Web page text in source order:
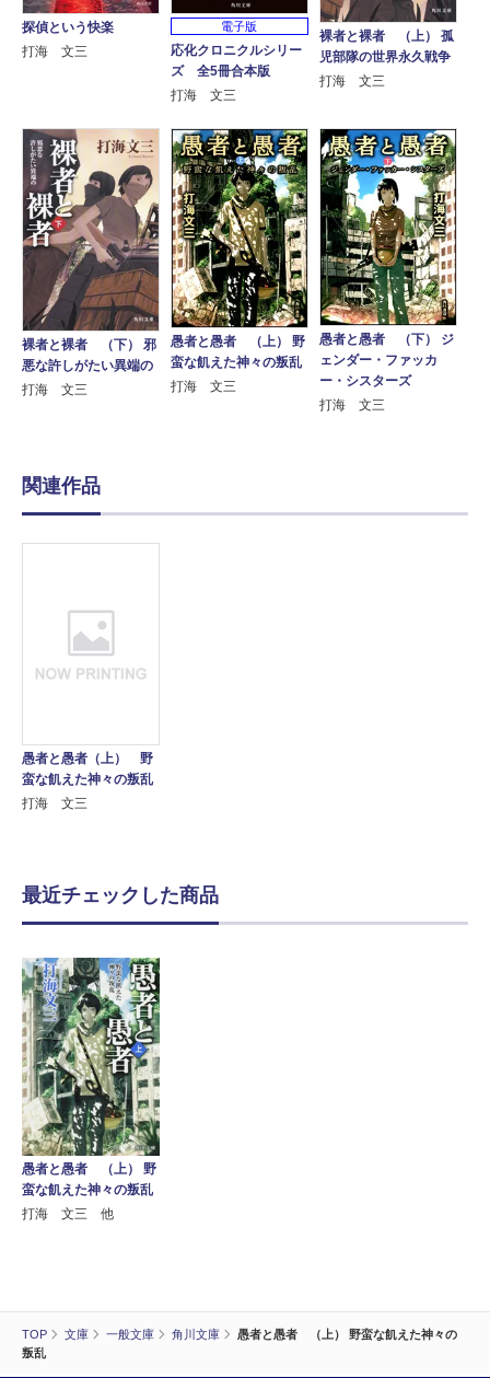
TOP 文庫 一般文庫 角川文庫
愚者と愚者 （上） 野蛮な飢えた神々の
叛乱
探偵という快楽
打海 文三
電子版
応化クロニクルシリー
ズ 全5冊合本版
打海 文三
裸者と裸者 （上） 孤
児部隊の世界永久戦争
打海 文三
裸者と裸者 （下） 邪
悪な許しがたい異端の
打海 文三
愚者と愚者 （上） 野
蛮な飢えた神々の叛乱
打海 文三
愚者と愚者 （下） ジ
ェンダー・ファッカ
ー・シスターズ
打海 文三
関連作品
愚者と愚者（上） 野
蛮な飢えた神々の叛乱
打海 文三
最近チェックした商品
愚者と愚者 （上） 野
蛮な飢えた神々の叛乱
打海 文三 他